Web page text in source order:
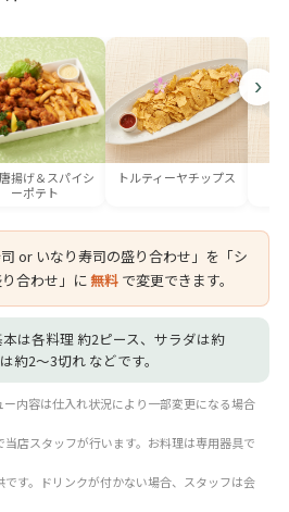
揚げ＆スパイシ
ーポテト
トルティーヤチップス
›
or いなり寿司の盛り合わせ」を「シ
合わせ」に無料 で変更できます。
は各料理 約2ピース、サラダは約
約2〜3切れ などです。
内容は仕入れ状況により一部変更になる場合
店スタッフが行います。お料理は専用器具で
す。ドリンクが付かない場合、スタッフは会